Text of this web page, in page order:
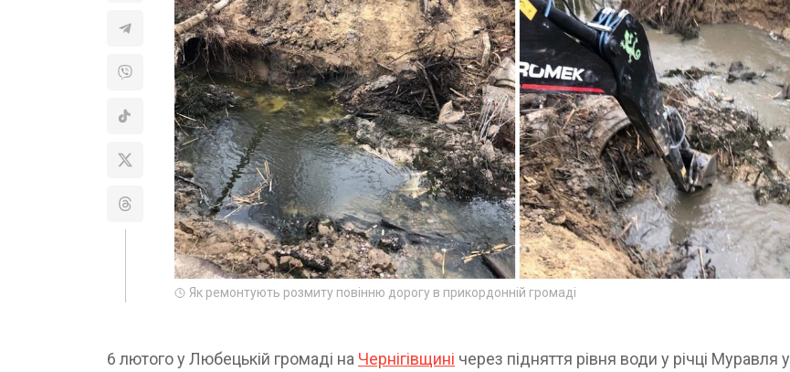
Як ремонтують розмиту повінню дорогу в прикордонній громаді
6 лютого у Любецькій громаді на Чернігівщині через підняття рівня води у річці Муравля у